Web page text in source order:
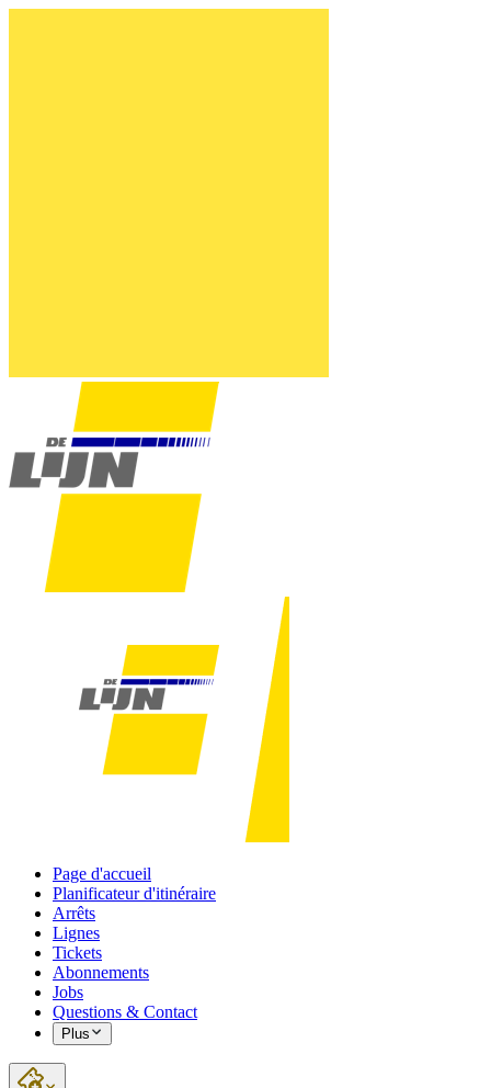
Page d'accueil
Planificateur d'itinéraire
Arrêts
Lignes
Tickets
Abonnements
Jobs
Questions & Contact
Plus